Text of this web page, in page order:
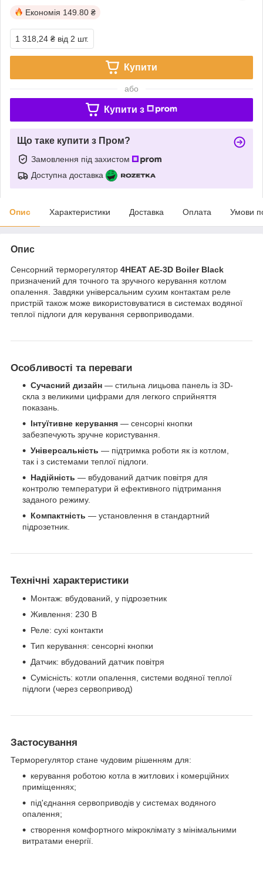
Економія 149.80 ₴
1 318,24 ₴ від 2 шт.
Купити
або
Купити з
Що таке купити з Пром?
Замовлення під захистом
Доступна доставка
Опис Характеристики Доставка Оплата Умови
Опис
Сенсорний терморегулятор 4HEAT AE-3D Boiler Black
призначений для точного та зручного керування котлом
опалення. Завдяки універсальним сухим контактам реле
пристрій також може використовуватися в системах водяної
теплої підлоги для керування сервоприводами.
Особливості та переваги
Сучасний дизайн — стильна лицьова панель із 3D-
скла з великими цифрами для легкого сприйняття
показань.
Інтуїтивне керування — сенсорні кнопки
забезпечують зручне користування.
Універсальність — підтримка роботи як із котлом,
так і з системами теплої підлоги.
Надійність — вбудований датчик повітря для
контролю температури й ефективного підтримання
заданого режиму.
Компактність — установлення в стандартний
підрозетник.
Технічні характеристики
Монтаж: вбудований, у підрозетник
Живлення: 230 В
Реле: сухі контакти
Тип керування: сенсорні кнопки
Датчик: вбудований датчик повітря
Сумісність: котли опалення, системи водяної теплої
підлоги (через сервопривод)
Застосування
Терморегулятор стане чудовим рішенням для:
керування роботою котла в житлових і комерційних
приміщеннях;
під'єднання сервоприводів у системах водяного
опалення;
створення комфортного мікроклімату з мінімальними
витратами енергії.